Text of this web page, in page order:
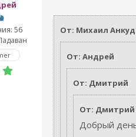
56 От: Михаил
От: Андрей
От: Дмитрий
От: Дмитрий
Добрый